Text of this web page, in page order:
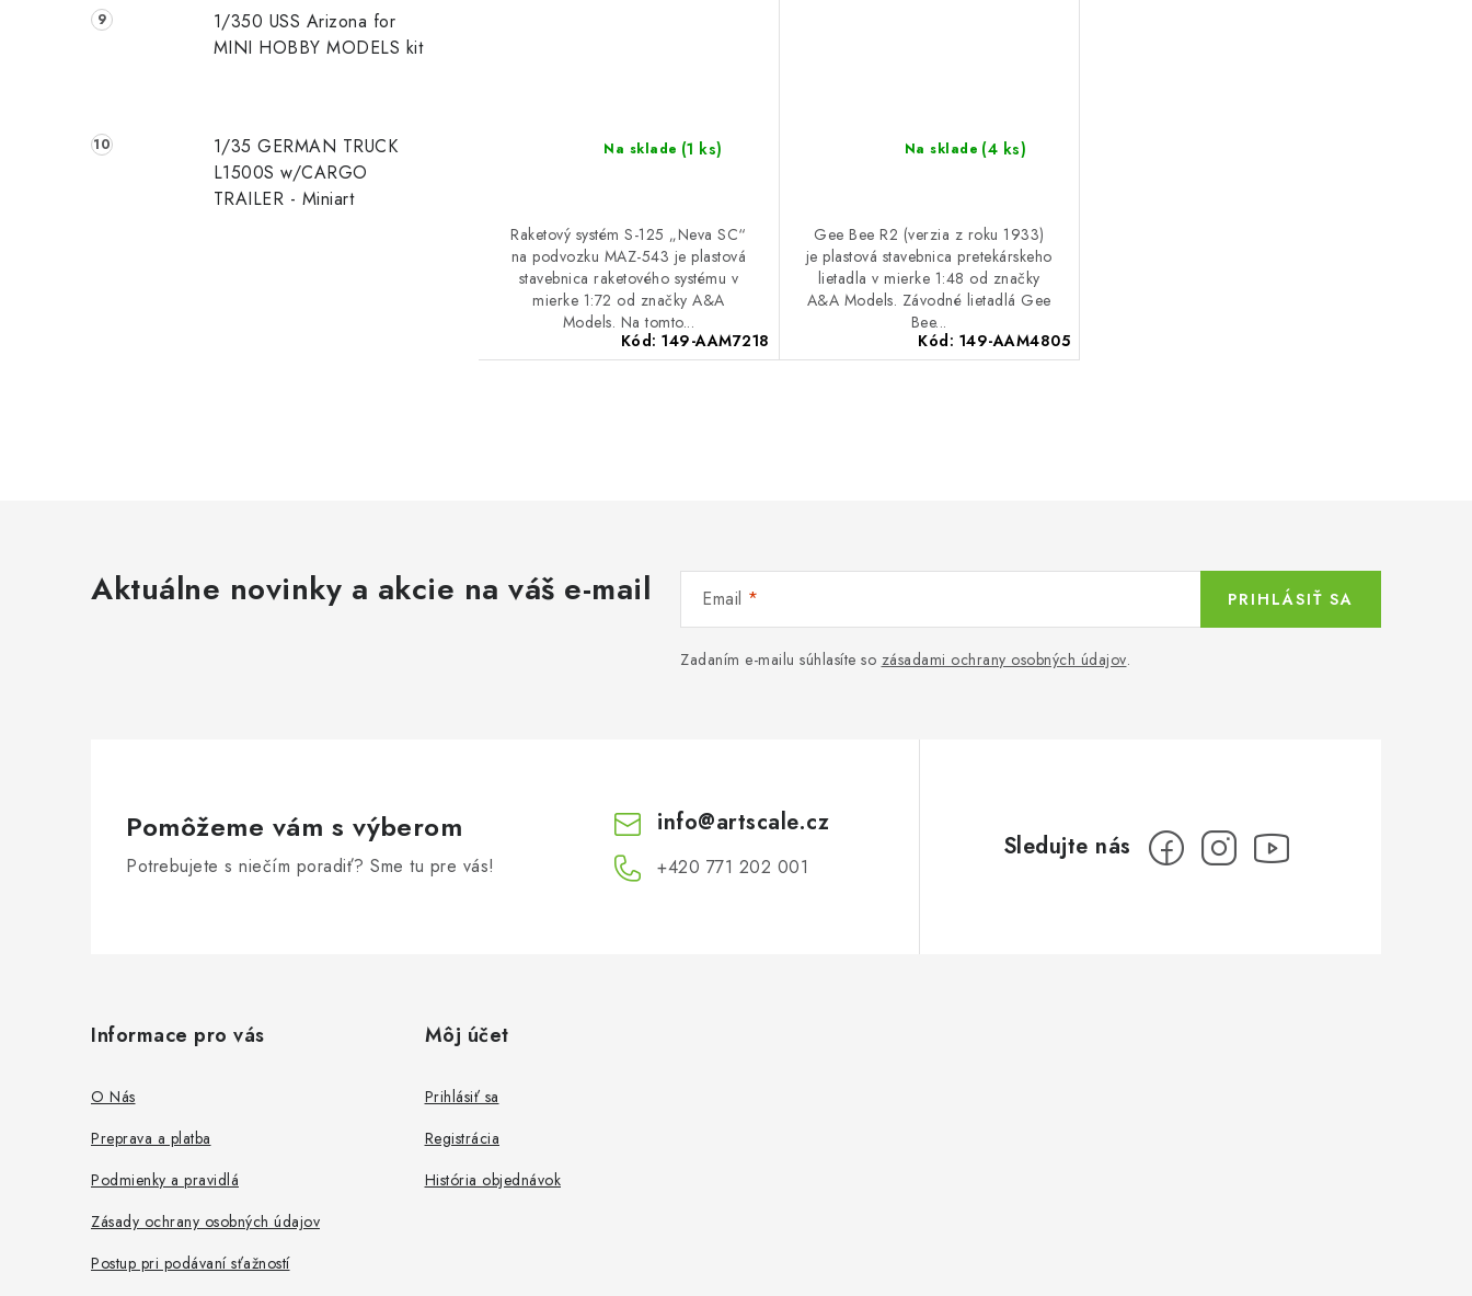
1/350 USS Arizona for
MINI HOBBY MODELS kit
1/35 GERMAN TRUCK
L1500S w/CARGO
TRAILER - Miniart
Na sklade (1 ks)
Raketový systém S-125 „Neva SC“
na podvozku MAZ-543 je plastová
stavebnica raketového systému v
mierke 1:72 od značky A&A
Models. Na tomto...
Kód:149-AAM7218
Na sklade (4 ks)
Gee Bee R2 (verzia z roku 1933)
je plastová stavebnica pretekárskeho
lietadla v mierke 1:48 od značky
A&A Models. Závodné lietadlá Gee
Bee...
Kód: 149-AAM4805
d
k
p
s
u
Aktuálne novinky a akcie na váš e-mail Email
Zadaním e-mailu súhlasíte so zásadami ochrany osobných údajov.
PRIHLÁSIŤ SA
Pomôžeme vám s výberom
Potrebujete s niečím poradiť? Sme tu pre vás!
info@artscale.cz
+420 771 202 001​
Informace pro vás
O Nás
Preprava a platba
Podmienky a pravidlá
Zásady ochrany osobných údajov
Postup pri podávaní sťažností
Môj účet
Prihlásiť sa
Registrácia
História objednávok